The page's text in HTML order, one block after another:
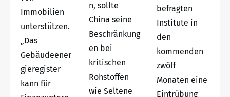
Immobilien
unterstützen.
„Das
Gebäudeener
gieregister
kann für
n, sollte
China seine
Beschränkung
en bei
kritischen
Rohstoffen
wie Seltene
befragten
Institute in
den
kommenden
zwölf
Monaten eine
Eintrübung